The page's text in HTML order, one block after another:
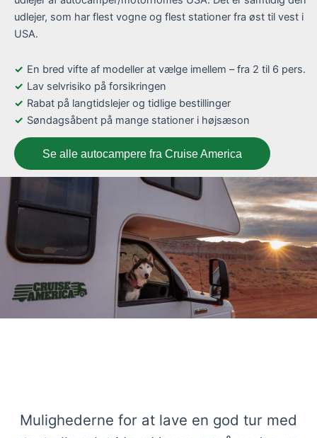
udlejer, som har flest vogne og flest stationer fra øst til vest i
USA.
En bred vifte af modeller at vælge imellem – fra 2 til 6 pers.
Lav selvrisiko på forsikringen
Rabat på langtidslejer og tidlige bestillinger
Søndagsåbent på mange stationer i højsæson
Se alle autocampere fra Cruise America
Mulighederne for at lave en god tur med